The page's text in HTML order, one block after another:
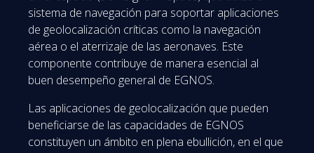
sistema de navegación para soportar aplicaciones
de geolocalización críticas como la navegación
aérea o el aterrizaje de las aeronaves. Este
componente contribuye de manera esencial al
buen desempeño general de EGNOS.
Las aplicaciones de geolocalización que pueden
beneficiarse de las capacidades de EGNOS
constituyen un ámbito en plena ebullición, en el que